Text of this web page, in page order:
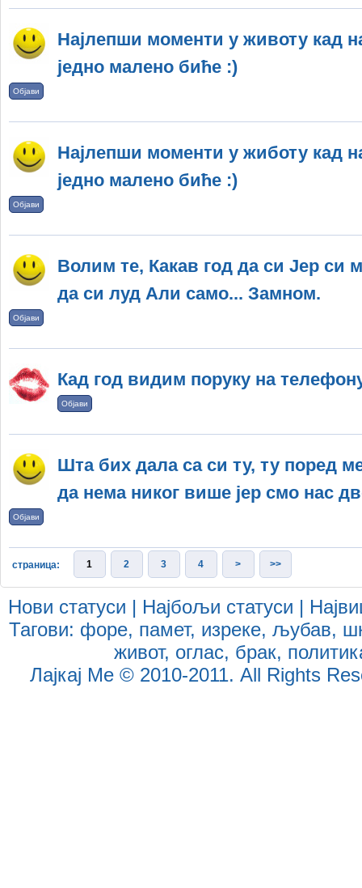
Најлепши моменти у животу кад
једно малено биће :)
Објави
Најлепши моменти у жиботу кад
једно малено биће :)
Објави
Волим те, Какав год да си Јер си
да си луд Али само... Замном.
Објави
Кад год видим поруку на
Објави
Шта бих дала са си ту, ту поред
да нема никог више јер смо нас
Објави
страница: 1 2 3 4 > >>
Нови статуси | Најбољи статуси |
Тагови: форе, памет, изреке,љубав,
живот, оглас, брак,
Лајкај Ме © 2010-2011. All Rights